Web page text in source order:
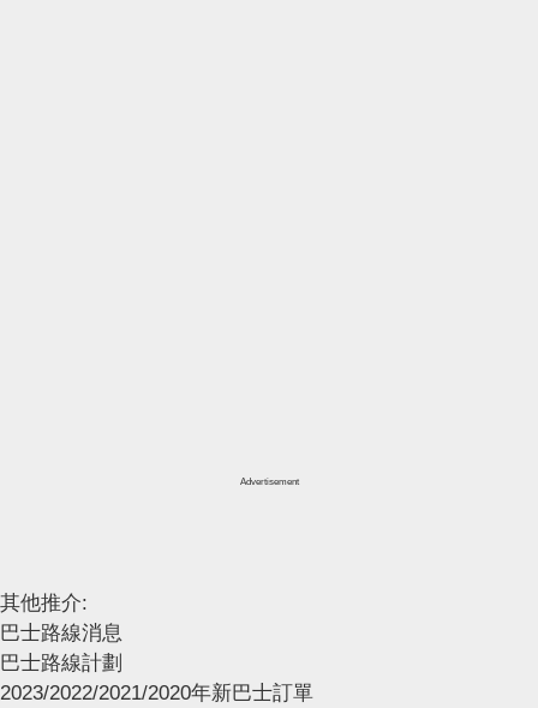
Advertisement
其他推介:
巴士路線消息
巴士路線計劃
2023/2022/2021/2020年新巴士訂單